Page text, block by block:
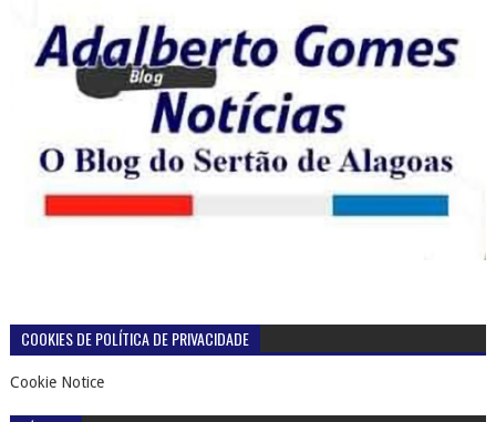
COOKIES DE POLÍTICA DE PRIVACIDADE
Cookie Notice